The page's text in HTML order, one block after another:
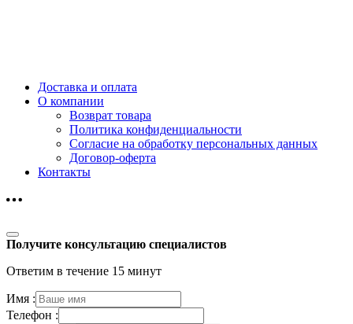
Доставка и оплата
О компании
Возврат товара
Политика конфиденциальности
Согласие на обработку персональных данных
Договор-оферта
Контакты
Получите консультацию специалистов
Ответим в течение 15 минут
Имя :
Телефон :